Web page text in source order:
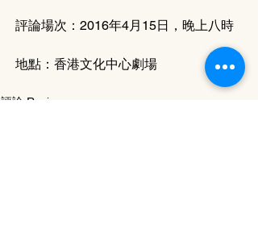
評論場次：2016年4月15日，晚上八時
地點：香港文化中心劇場
評論 Review